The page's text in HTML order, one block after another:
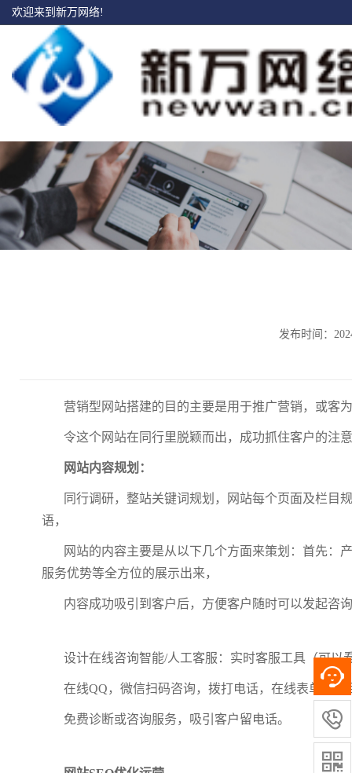
欢迎来到新万网络!
发布时间：
营销型网站搭建的目的主要是用于推广营销，或客
令这个网站在同行里脱颖而出，成功抓住客户的注
网站内容规划：
同行调研，整站关键词规划，网站每个页面及栏目
语，
网站的内容主要是从以下几个方面来策划：首先：
服务优势等全方位的展示出来，
内容成功吸引到客户后，方便客户随时可以发起咨询
设计在线咨询智能/人工客服：实时客服工具（可
在线QQ，微信扫码咨询，拨打电话，在线表单获取
免费诊断或咨询服务，吸引客户留电话。 
